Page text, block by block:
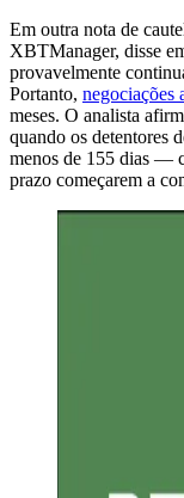
Em outra nota de
XBTManager, disse
provavelmente
Portanto, negociações
meses. O analista
quando os detentores
menos de 155 dias —
prazo começarem a